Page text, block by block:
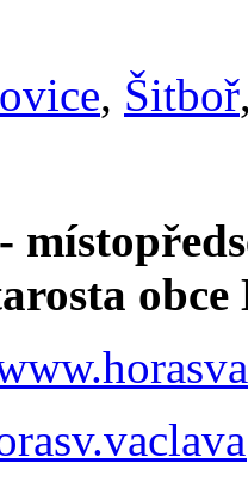
, Šitboř